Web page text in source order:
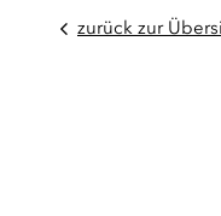
zurück zur